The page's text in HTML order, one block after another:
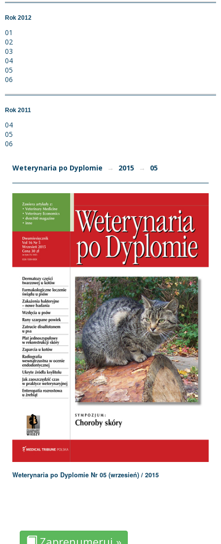
Rok 2012
01
02
03
04
05
06
Rok 2011
04
05
06
Weterynaria po Dyplomie → 2015 → 05
Weterynaria po Dyplomie Nr 05 (wrzesień) / 2015